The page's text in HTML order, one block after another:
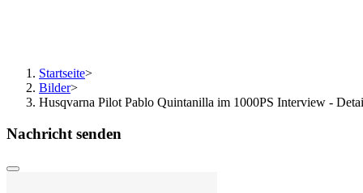
Startseite>
Bilder>
Husqvarna Pilot Pablo Quintanilla im 1000PS Interview -
Nachricht senden